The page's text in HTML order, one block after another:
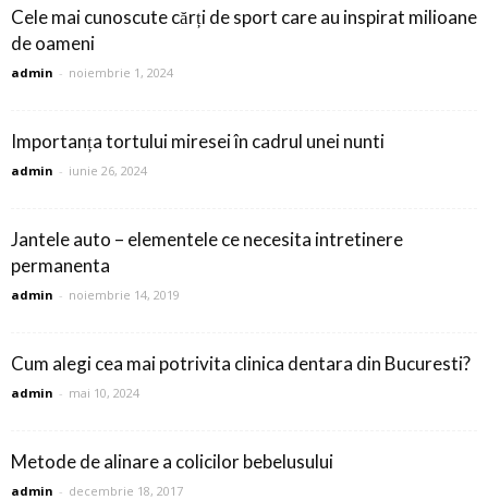
Cele mai cunoscute cărți de sport care au inspirat milioane
de oameni
admin - noiembrie 1, 2024
Importanța tortului miresei în cadrul unei nunti
admin - iunie 26, 2024
Jantele auto – elementele ce necesita intretinere
permanenta
admin - noiembrie 14, 2019
Cum alegi cea mai potrivita clinica dentara din Bucuresti?
admin - mai 10, 2024
Metode de alinare a colicilor bebelusului
admin - decembrie 18, 2017